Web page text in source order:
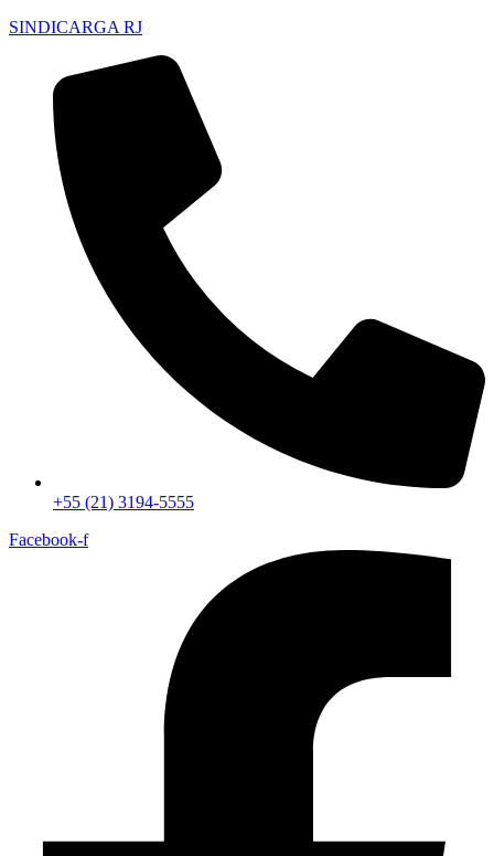
SINDICARGA RJ
+55 (21) 3194-5555
Facebook-f